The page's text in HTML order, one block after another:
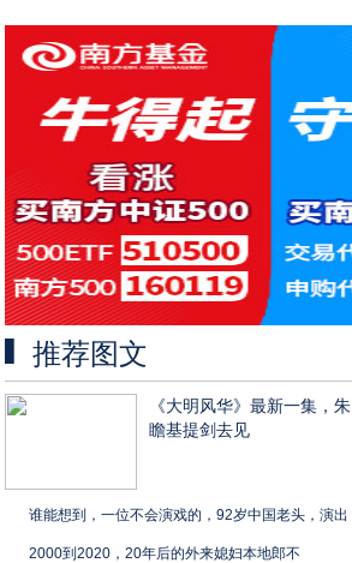
推荐图文
《大明风华》最新一集，朱
瞻基提剑去见
谁能想到，一位不会演戏的，92岁中国老头，演出
2000到2020，20年后的外来媳妇本地郎不